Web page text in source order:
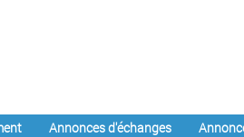
Annonces d'échanges